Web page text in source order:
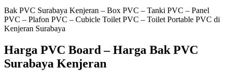
Bak PVC Surabaya Kenjeran – Box PVC – Tanki PVC – Panel
PVC – Plafon PVC – Cubicle Toilet PVC – Toilet Portable PVC di
Kenjeran Surabaya
Harga PVC Board – Harga Bak PVC
Surabaya Kenjeran